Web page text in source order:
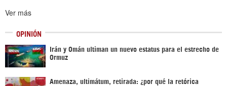
Ver más
OPINIÓN
Irán y Omán ultiman un nuevo estatus para el estrecho de
Ormuz
Amenaza, ultimátum, retirada: ¿por qué la retórica